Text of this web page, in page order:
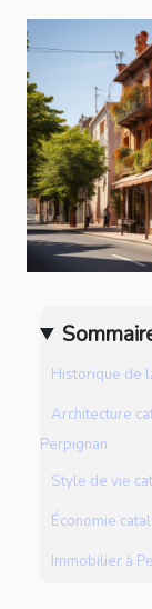
Historique de
Architecture
Perpignan
Style de vie
Économie
Immobilier à